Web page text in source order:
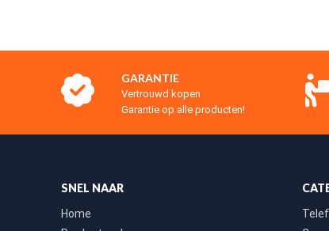
GARANTIE
Vertrouwd kopen
Garantie op alle producten!
SNEL NAAR
Home